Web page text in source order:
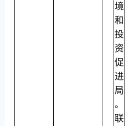
境
和
投
资
促
进
局
。
联